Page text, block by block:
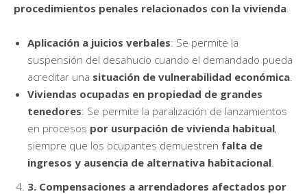
procedimientos penales relacionados con la vivienda
Aplicación a juicios verbales: Se permite la
suspensión del desahucio cuando el demandado pueda
acreditar una situación de vulnerabilidad económica
Viviendas ocupadas en propiedad de grandes
tenedores: Se permite la paralización de lanzamientos
en procesos por usurpación de vivienda habitual,
siempre que los ocupantes demuestren falta de
ingresos y ausencia de alternativa habitacional
3. Compensaciones a arrendadores afectados por